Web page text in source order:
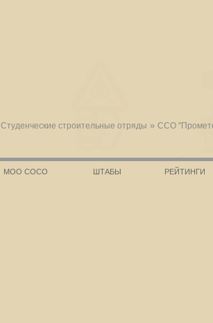
Студенческие строительные отряды » ССО
МОО СОСО ШТАБЫ РЕЙТИНГИ